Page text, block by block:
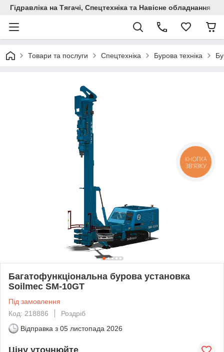
Гідравліка на Тягачі, Спецтехніка та Навісне обладнання
Товари та послуги Спецтехніка Бурова техніка
Багатофункціональна бурова установка
Soilmec SM-10GT
Під замовлення
Код: 218886
Роздріб
Відправка з 05 листопада 2026
КНОПКА
ЗВ'ЯЗКУ